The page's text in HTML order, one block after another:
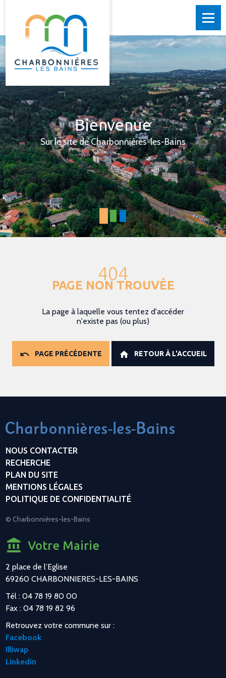
Bienvenue
Sur le site de Charbonnières-les-Bains
404
PAGE NON TROUVÉE
La page à laquelle vous tentez d'accéder
n'existe pas (ou plus)
PAGE PRÉCÉDENTE RETOUR À L'ACCUEIL
NOUS CONTACTER
RECHERCHE
PLAN DU SITE
MENTIONS LÉGALES
POLITIQUE DE CONFIDENTIALITÉ
© Charbonnières-les-Bains
Votre Mairie
2 place de l’Eglise
69260 CHARBONNIERES-LES-BAINS
Tél : 04 78 19 80 00
Fax : 04 78 19 82 96
Retrouvez votre commune sur :
Facebook
Illiwap
Linkedin